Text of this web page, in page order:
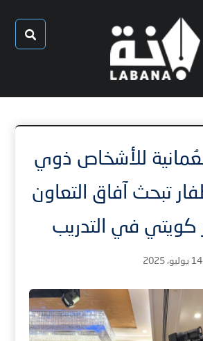
للأشخاص ذوي
تبحث آفاق التعاون
كويتي في التدريب
14 يوليو، 2025